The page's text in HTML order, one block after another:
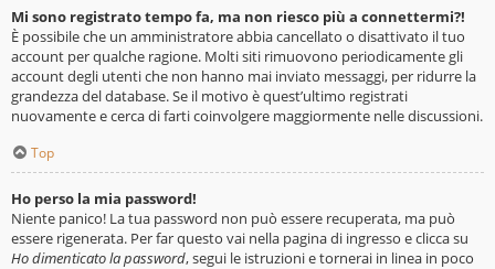
Mi sono registrato tempo fa, ma non riesco più a connettermi?!
È possibile che un amministratore abbia cancellato o disattivato il tuo
account per qualche ragione. Molti siti rimuovono periodicamente gli
account degli utenti che non hanno mai inviato messaggi, per ridurre la
grandezza del database. Se il motivo è quest’ultimo registrati
nuovamente e cerca di farti coinvolgere maggiormente nelle discussioni.
Top
Ho perso la mia password!
Niente panico! La tua password non può essere recuperata, ma può
essere rigenerata. Per far questo vai nella pagina di ingresso e clicca su
Ho dimenticato la password, segui le istruzioni e tornerai in linea in poco